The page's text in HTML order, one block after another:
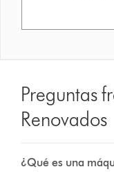
Preguntas
Renovados
¿Qué es una